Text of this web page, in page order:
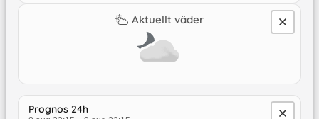
Aktuellt väder
Prognos 24h